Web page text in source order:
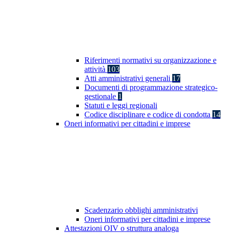
Riferimenti normativi su organizzazione e
attività 103
Atti amministrativi generali 17
Documenti di programmazione strategico-
gestionale 1
Statuti e leggi regionali
Codice disciplinare e codice di condotta 14
Oneri informativi per cittadini e imprese
Scadenzario obblighi amministrativi
Oneri informativi per cittadini e imprese
Attestazioni OIV o struttura analoga